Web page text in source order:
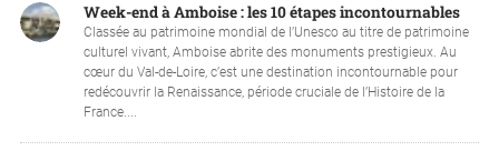
Week-end à Amboise : les 10 étapes incontournables
Classée au patrimoine mondial de l’Unesco au titre de patrimoine
culturel vivant, Amboise abrite des monuments prestigieux. Au
cœur du Val-de-Loire, c’est une destination incontournable pour
redécouvrir la Renaissance, période cruciale de l’Histoire de la
France....